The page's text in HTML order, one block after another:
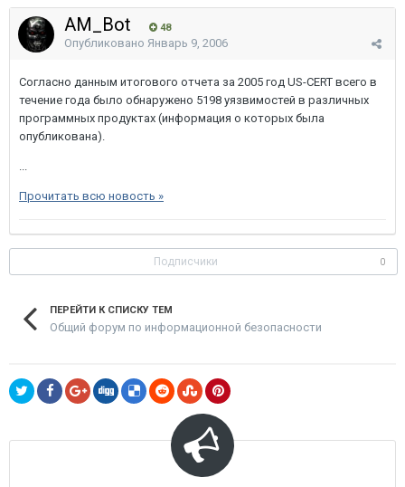
AM_Bot 48
Опубликовано Январь 9, 2006
Согласно данным итогового отчета за 2005 год US-CERT всего в
течение года было обнаружено 5198 уязвимостей в различных
программных продуктах (информация о которых была
опубликована).
...
Прочитать всю новость »
Подписчики 0
ПЕРЕЙТИ К СПИСКУ ТЕМ
Общий форум по информационной безопасности